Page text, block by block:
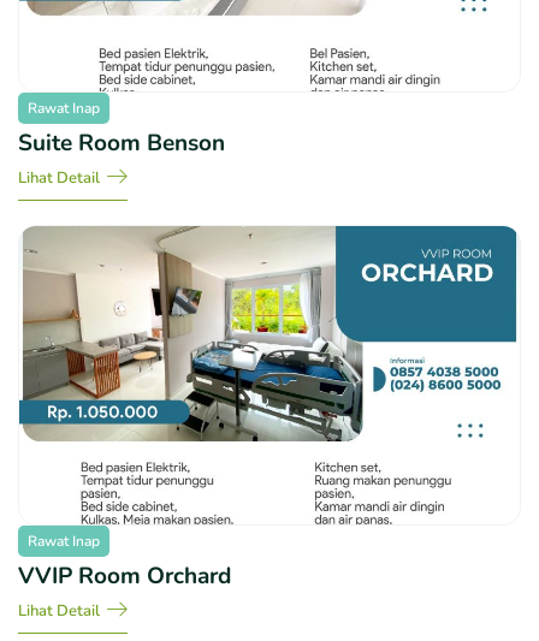
Rawat Inap
Suite Room Benson
Lihat Detail
Rawat Inap
VVIP Room Orchard
Lihat Detail